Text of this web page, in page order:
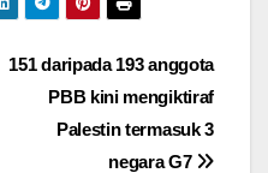
151 daripada 193 anggota
PBB kini mengiktiraf
Palestin termasuk 3
negara G7